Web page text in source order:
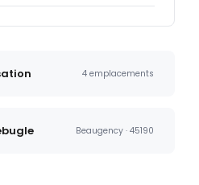
4 emplacements
Beaugency · 45190